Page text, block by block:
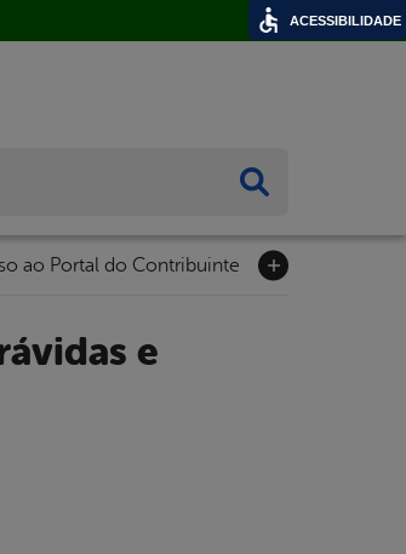
ao Portal do Contribuinte
ACESSIBILIDADE